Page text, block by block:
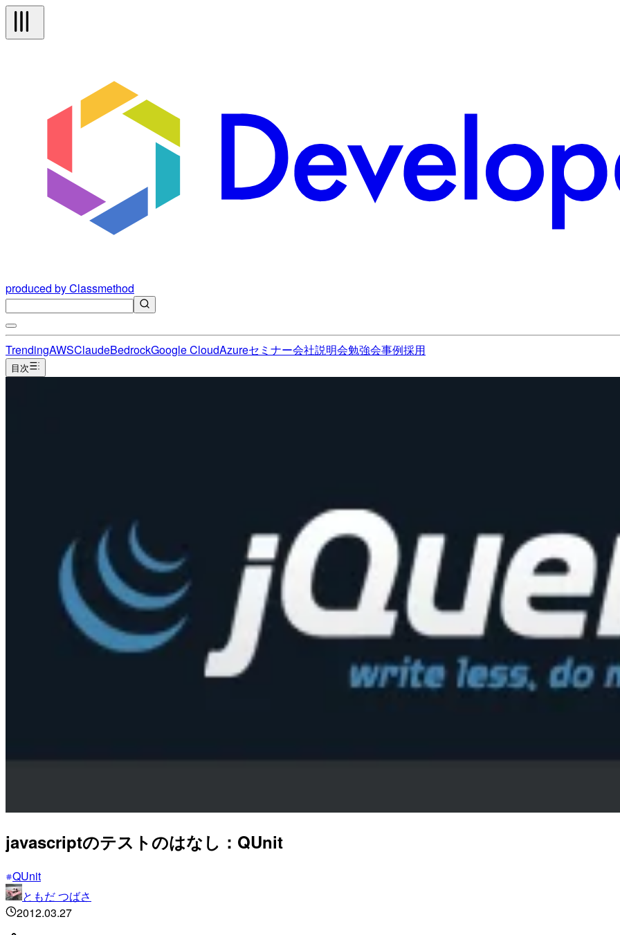
produced by Classmethod
TrendingAWSClaudeBedrockGoogle CloudAzureセミナー会社説明会勉強会事例採用
目次
javascriptのテストのはなし：QUnit
QUnit
ともだ つばさ
2012.03.27